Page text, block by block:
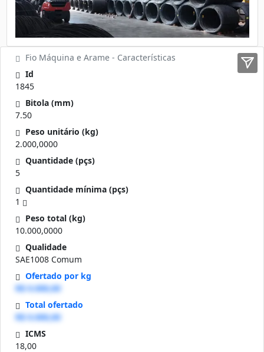
Fio Máquina e Arame - Características
Id
1845
Bitola (mm)
7.50
Peso unitário (kg)
2.000,0000
Quantidade (pçs)
5
Quantidade mínima (pçs)
1
Peso total (kg)
10.000,0000
Qualidade
SAE1008 Comum
Ofertado por kg
R$ 0.000,00
Total ofertado
R$ 0.000,00
ICMS
18,00